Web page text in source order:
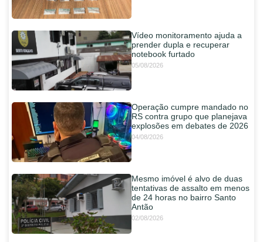
Vídeo monitoramento ajuda a
prender dupla e recuperar
notebook furtado
05/08/2026
Operação cumpre mandado no
RS contra grupo que planejava
explosões em debates de 2026
04/08/2026
Mesmo imóvel é alvo de duas
tentativas de assalto em menos
de 24 horas no bairro Santo
Antão
02/08/2026